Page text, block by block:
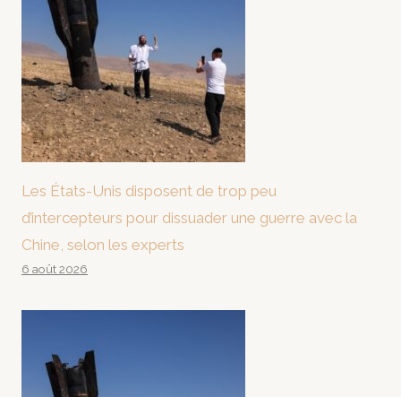
Les États-Unis disposent de trop peu
d’intercepteurs pour dissuader une guerre avec la
Chine, selon les experts
6 août 2026